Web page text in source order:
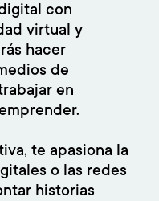
con
virtual y
hacer
de
en
te apasiona la
o las redes
historias